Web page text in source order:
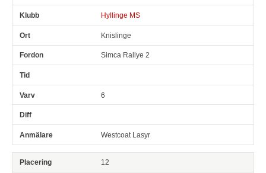
Hyllinge MS
Knislinge
Simca Rallye 2
6
Westcoat Lasyr
12